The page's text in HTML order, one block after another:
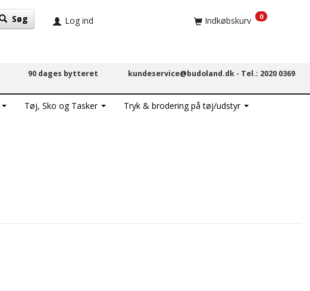
Søg Log ind Indkøbskurv 0
90 dages bytteret kundeservice@budoland.dk - Tel.: 2020 0369
Tøj, Sko og Tasker
Tryk & brodering på tøj/udstyr